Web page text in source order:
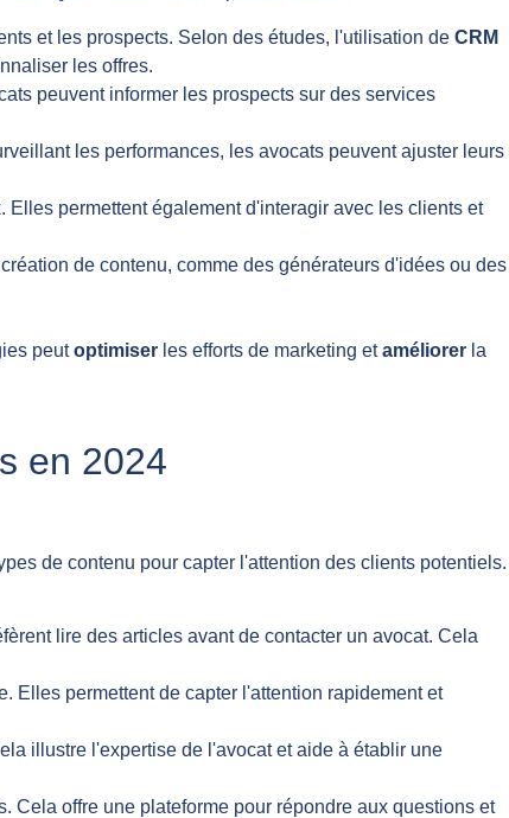
et les prospects. Selon des études, l'utilisation de CRM
les offres.
peuvent informer les prospects sur des services
les performances, les avocats peuvent ajuster leurs
permettent également d'interagir avec les clients et
de contenu, comme des générateurs d'idées ou des
peutoptimiser les efforts de marketing etaméliorer la
en 2024
de contenu pour capter l'attention des clients potentiels.
lire des articles avant de contacter un avocat. Cela
Elles permettent de capter l'attention rapidement et
illustre l'expertise de l'avocat et aide à établir une
Cela offre une plateforme pour répondre aux questions et